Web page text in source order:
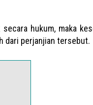
hukum, maka
dari perjanjian tersebut.